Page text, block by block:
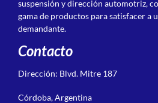
suspensión y dirección automotriz,
gama de productos para satisfacer a
demandante.
Contacto
Dirección: Blvd. Mitre 187
Córdoba, Argentina